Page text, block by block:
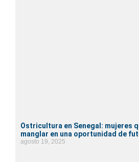
Ostricultura en Senegal: mujeres
manglar en una oportunidad de
agosto 19, 2025